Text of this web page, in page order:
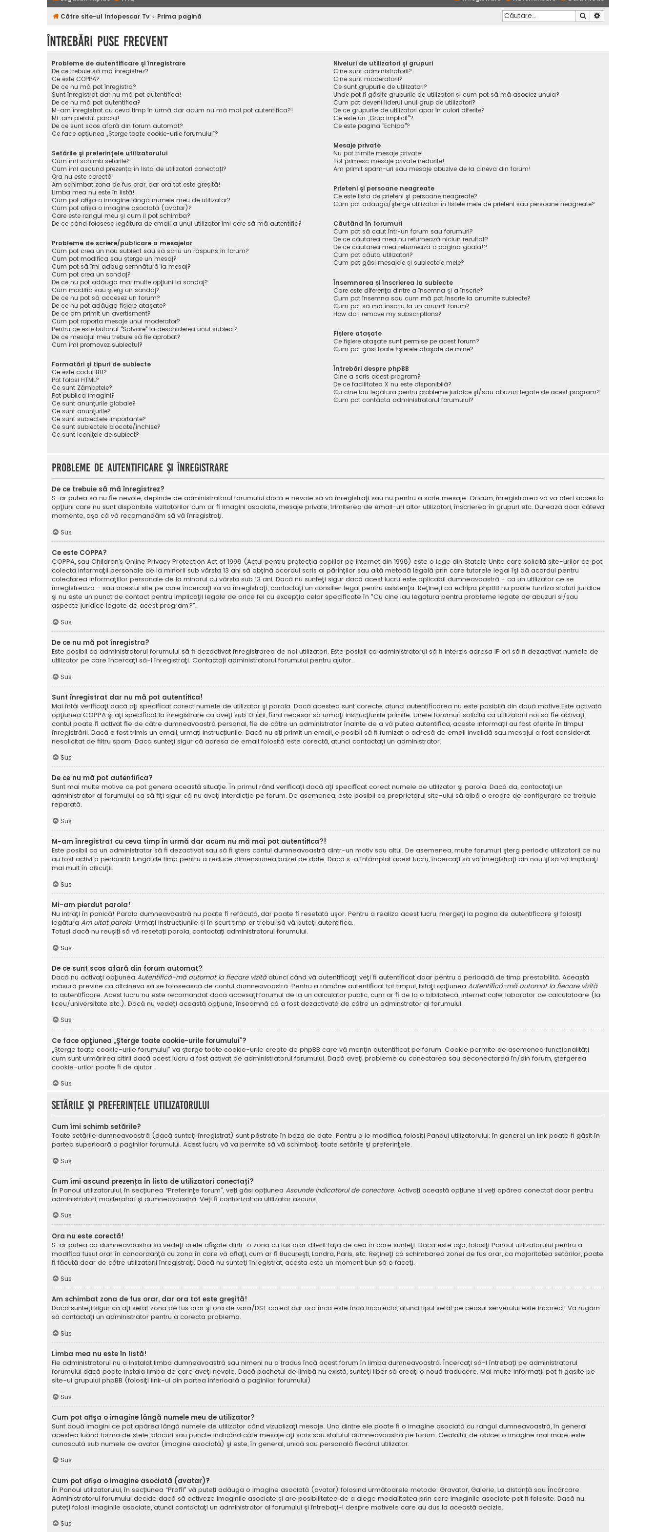
Către site-ul Infopescar Tv Prima pagină Căutare
Întrebări puse frecvent
Probleme de autentificare şi înregistrare
De ce trebuie să mă înregistrez?
Ce este COPPA?
De ce nu mă pot înregistra?
Sunt înregistrat dar nu mă pot autentifica!
De ce nu mă pot autentifica?
M-am înregistrat cu ceva timp în urmă dar acum nu mă mai pot autentifica?!
Mi-am pierdut parola!
De ce sunt scos afară din forum automat?
Ce face opţiunea „Şterge toate cookie-urile forumului”?
Setările şi preferinţele utilizatorului
Cum îmi schimb setările?
Cum îmi ascund prezența în lista de utilizatori conectați?
Ora nu este corectă!
Am schimbat zona de fus orar, dar ora tot este greşită!
Limba mea nu este în listă!
Cum pot afişa o imagine lângă numele meu de utilizator?
Cum pot afișa o imagine asociată (avatar)?
Care este rangul meu şi cum il pot schimba?
De ce când folosesc legătura de email a unui utilizator îmi cere să mă autentific?
Probleme de scriere/publicare a mesajelor
Cum pot crea un nou subiect sau să scriu un răspuns în forum?
Cum pot modifica sau şterge un mesaj?
Cum pot să îmi adaug semnătură la mesaj?
Cum pot crea un sondaj?
De ce nu pot adăuga mai multe opţiuni la sondaj?
Cum modific sau şterg un sondaj?
De ce nu pot să accesez un forum?
De ce nu pot adăuga fişiere ataşate?
De ce am primit un avertisment?
Cum pot raporta mesaje unui moderator?
Pentru ce este butonul "Salvare" la deschiderea unui subiect?
De ce mesajul meu trebuie să fie aprobat?
Cum îmi promovez subiectul?
Formatări şi tipuri de subiecte
Ce este codul BB?
Pot folosi HTML?
Ce sunt Zâmbetele?
Pot publica imagini?
Ce sunt anunţurile globale?
Ce sunt anunţurile?
Ce sunt subiectele importante?
Ce sunt subiectele blocate/închise?
Ce sunt iconiţele de subiect?
Niveluri de utilizatori şi grupuri
Cine sunt administratorii?
Cine sunt moderatorii?
Ce sunt grupurile de utilizatori?
Unde pot fi găsite grupurile de utilizatori şi cum pot să mă asociez unuia?
Cum pot deveni liderul unui grup de utilizatori?
De ce grupurile de utilizatori apar în culori diferite?
Ce este un „Grup implicit”?
Ce este pagina "Echipa"?
Mesaje private
Nu pot trimite mesaje private!
Tot primesc mesaje private nedorite!
Am primit spam-uri sau mesaje abuzive de la cineva din forum!
Prieteni şi persoane neagreate
Ce este lista de prieteni şi persoane neagreate?
Cum pot adăuga/şterge utilizatori în listele mele de prieteni sau persoane neagreate?
Căutând în forumuri
Cum pot să caut într-un forum sau forumuri?
De ce căutarea mea nu returnează niciun rezultat?
De ce căutarea mea returnează o pagină goală!?
Cum pot căuta utilizatori?
Cum pot găsi mesajele şi subiectele mele?
Însemnarea şi înscrierea la subiecte
Care este diferenţa dintre a însemna şi a înscrie?
Cum pot însemna sau cum mă pot înscrie la anumite subiecte?
Cum pot să mă înscriu la un anumit forum?
How do I remove my subscriptions?
Fişiere ataşate
Ce fişiere ataşate sunt permise pe acest forum?
Cum pot găsi toate fişierele ataşate de mine?
Întrebări despre phpBB
Cine a scris acest program?
De ce facilitatea X nu este disponibilă?
Cu cine iau legătura pentru probleme juridice şi/sau abuzuri legate de acest program?
Cum pot contacta administratorul forumului?
Probleme de autentificare şi înregistrare
De ce trebuie să mă înregistrez?
S-ar putea să nu fie nevoie, depinde de administratorul forumului dacă e nevoie să vă înregistraţi sau nu pentru a scrie mesaje. Oricum, înregistrarea vă va oferi acces la
opţiuni care nu sunt disponibile vizitatorilor cum ar fi imagini asociate, mesaje private, trimiterea de email-uri altor utilizatori, înscrierea în grupuri etc. Durează doar câteva
momente, aşa că vă recomandăm să vă înregistraţi.
Sus
Ce este COPPA?
COPPA, sau Children’s Online Privacy Protection Act of 1998 (Actul pentru protecţia copiilor pe internet din 1998) este o lege din Statele Unite care solicită site-urilor ce pot
colecta informaţii personale de la minorii sub vârsta 13 ani să obţină acordul scris al părinţilor sau altă metodă legală prin care tutorele legal îşi dă acordul pentru
colectarea informaţiilor personale de la minorul cu vârsta sub 13 ani. Dacă nu sunteţi sigur dacă acest lucru este aplicabil dumneavoastră - ca un utilizator ce se
înregistrează - sau acestui site pe care încercaţi să vă înregistraţi, contactaţi un consilier legal pentru asistenţă. Reţineţi că echipa phpBB nu poate furniza sfaturi juridice
şi nu este un punct de contact pentru implicaţii legale de orice fel cu excepţia celor specificate în "Cu cine iau legatura pentru probleme legate de abuzuri si/sau
aspecte juridice legate de acest program?".
Sus
De ce nu mă pot înregistra?
Este posibil ca administratorul forumului să fi dezactivat înregistrarea de noi utilizatori. Este posibil ca administratorul să fi interzis adresa IP ori să fi dezactivat numele de
utilizator pe care încercaţi să-l înregistraţi. Contactați administratorul forumului pentru ajutor.
Sus
Sunt înregistrat dar nu mă pot autentifica!
Mai întâi verificaţi dacă aţi specificat corect numele de utilizator şi parola. Dacă acestea sunt corecte, atunci autentificarea nu este posibilă din două motive.Este activată
opţiunea COPPA şi aţi specificat la înregistrare că aveţi sub 13 ani, fiind necesar să urmaţi instrucţiunile primite. Unele forumuri solicită ca utilizatorii noi să fie activaţi;
contul poate fi activat fie de către dumneavoastră personal, fie de către un administrator înainte de a vă putea autentifica, aceste informații au fost oferite în timpul
înregistrării. Dacă a fost trimis un email, urmați instrucțiunile. Dacă nu ați primit un email, e posibil să fi furnizat o adresă de email invalidă sau mesajul a fost considerat
nesolicitat de filtru spam. Daca sunteţi sigur că adresa de email folosită este corectă, atunci contactaţi un administrator.
Sus
De ce nu mă pot autentifica?
Sunt mai multe motive ce pot genera această situație. În primul rând verificaţi dacă aţi specificat corect numele de utilizator şi parola. Dacă da, contactaţi un
administrator al forumului ca să fiţi sigur că nu aveţi interdicţie pe forum. De asemenea, este posibil ca proprietarul site-ului să aibă o eroare de configurare ce trebuie
reparată.
Sus
M-am înregistrat cu ceva timp în urmă dar acum nu mă mai pot autentifica?!
Este posibil ca un administrator să fi dezactivat sau să fi şters contul dumneavoastră dintr-un motiv sau altul. De asemenea, multe forumuri şterg periodic utilizatorii ce nu
au fost activi o perioadă lungă de timp pentru a reduce dimensiunea bazei de date. Dacă s-a întâmplat acest lucru, încercaţi să vă înregistraţi din nou şi să vă implicaţi
mai mult în discuţii.
Sus
Mi-am pierdut parola!
Nu intraţi în panică! Parola dumneavoastră nu poate fi refăcută, dar poate fi resetată uşor. Pentru a realiza acest lucru, mergeţi la pagina de autentificare şi folosiţi
legătura Am uitat parola. Urmaţi instrucţiunile şi în scurt timp ar trebui să vă puteţi autentifica..
Totuși dacă nu reușiți să vă resetați parola, contactați administratorul forumului.
Sus
De ce sunt scos afară din forum automat?
Dacă nu activaţi opţiunea Autentifică-mă automat la fiecare vizităatunci când vă autentificaţi, veţi fi autentificat doar pentru o perioadă de timp prestabilită. Această
măsură previne ca altcineva să se folosească de contul dumneavoastră. Pentru a rămâne autentificat tot timpul, bifaţi opţiunea Autentifică-mă automat la fiecare vizită
la autentificare. Acest lucru nu este recomandat dacă accesaţi forumul de la un calculator public, cum ar fi de la o bibliotecă, internet cafe, laborator de calculatoare (la
liceu/universitate etc.). Dacă nu vedeţi această opţiune, înseamnă că a fost dezactivată de către un adminstrator al forumului.
Sus
Ce face opţiunea „Şterge toate cookie-urile forumului”?
„Şterge toate cookie-urile forumului” va şterge toate cookie-urile create de phpBB care vă menţin autentificat pe forum. Cookie permite de asemenea funcţionalităţi
cum sunt urmărirea citirii dacă acest lucru a fost activat de administratorul forumului. Dacă aveţi probleme cu conectarea sau deconectarea în/din forum, ştergerea
cookie-urilor poate fi de ajutor.
Sus
Setările şi preferinţele utilizatorului
Cum îmi schimb setările?
Toate setările dumneavoastră (dacă sunteţi înregistrat) sunt păstrate în baza de date. Pentru a le modifica, folosiţi Panoul utilizatorului; în general un link poate fi găsit în
partea superioară a paginilor forumului. Acest lucru vă va permite să vă schimbaţi toate setările şi preferinţele.
Sus
Cum îmi ascund prezența în lista de utilizatori conectați?
În Panoul utilizatorului, în secțiunea “Preferinţe forum”, veți găsi opțiunea Ascunde indicatorul de conectare. Activați această opțiune și veți apărea conectat doar pentru
administratori, moderatori și dumneavoastră. Veți fi contorizat ca utilizator ascuns.
Sus
Ora nu este corectă!
S-ar putea ca dumneavoastră să vedeţi orele afişate dintr-o zonă cu fus orar diferit faţă de cea în care sunteţi. Dacă este aşa, folosiţi Panoul utilizatorului pentru a
modifica fusul orar în concordanţă cu zona în care vă aflaţi, cum ar fi Bucureşti, Londra, Paris, etc. Reţineţi că schimbarea zonei de fus orar, ca majoritatea setărilor, poate
fi făcută doar de către utilizatorii înregistraţi. Dacă nu sunteţi înregistrat, acesta este un moment bun să o faceţi.
Sus
Am schimbat zona de fus orar, dar ora tot este greşită!
Dacă sunteţi sigur că aţi setat zona de fus orar şi ora de vară/DST corect dar ora înca este încă incorectă, atunci tipul setat pe ceasul serverului este incorect. Vă rugăm
să contactaţi un administrator pentru a corecta problema.
Sus
Limba mea nu este în listă!
Fie administratorul nu a instalat limba dumneavoastră sau nimeni nu a tradus încă acest forum în limba dumneavoastră. Încercaţi să-l întrebaţi pe administratorul
forumului dacă poate instala limba de care aveţi nevoie. Dacă pachetul de limbă nu există, sunteţi liber să creaţi o nouă traducere. Mai multe informaţii pot fi gasite pe
site-ul grupului phpBB (folosiţi link-ul din partea inferioară a paginilor forumului)
Sus
Cum pot afişa o imagine lângă numele meu de utilizator?
Sunt două imagini ce pot apărea lângă numele de utilizator când vizualizaţi mesaje. Una dintre ele poate fi o imagine asociată cu rangul dumneavoastră, în general
acestea luând forma de stele, blocuri sau puncte indicând câte mesaje aţi scris sau statutul dumneavoastră pe forum. Cealaltă, de obicei o imagine mai mare, este
cunoscută sub numele de avatar (imagine asociată) şi este, în general, unică sau personală fiecărui utilizator.
Sus
Cum pot afișa o imagine asociată (avatar)?
În Panoul utilizatorului, în secțiunea “Profil” vă puteți adăuga o imagine asociată (avatar) folosind următoarele metode: Gravatar, Galerie, La distanță sau Încărcare.
Administratorul forumului decide dacă să activeze imaginile asociate şi are posibilitatea de a alege modalitatea prin care imaginile asociate pot fi folosite. Dacă nu
puteţi folosi imaginile asociate, atunci contactaţi un administrator al forumului şi întrebaţi-l despre motivele care au dus la această decizie.
Sus